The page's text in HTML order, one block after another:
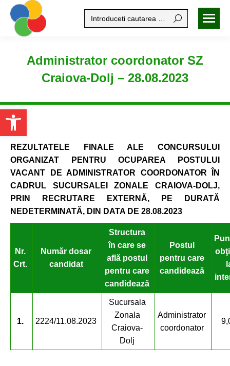
Open toolbar
Search:
Administrator coordonator SZ
Craiova-Dolj – 28.08.2023
REZULTATELE FINALE ALE CONCURSULUI
ORGANIZAT PENTRU OCUPAREA
POSTULUI
VACANT DE ADMINISTRATOR COORDONATOR ÎN
CADRUL SUCURSALEI ZONALE CRAIOVA-DOLJ,
PRIN RECRUTARE EXTERNĂ,
PE DURATĂ
NEDETERMINATĂ, DIN DATA DE 28.08.2023
Nr.
Crt.
Număr dosar
candidat
Structura
în care se
află postul
pentru care
candidează
Postul
pentru care
candidează
1. 2224/11.08.2023
Sucursala
Zonala
Craiova-
Dolj
Administrator
coordonator